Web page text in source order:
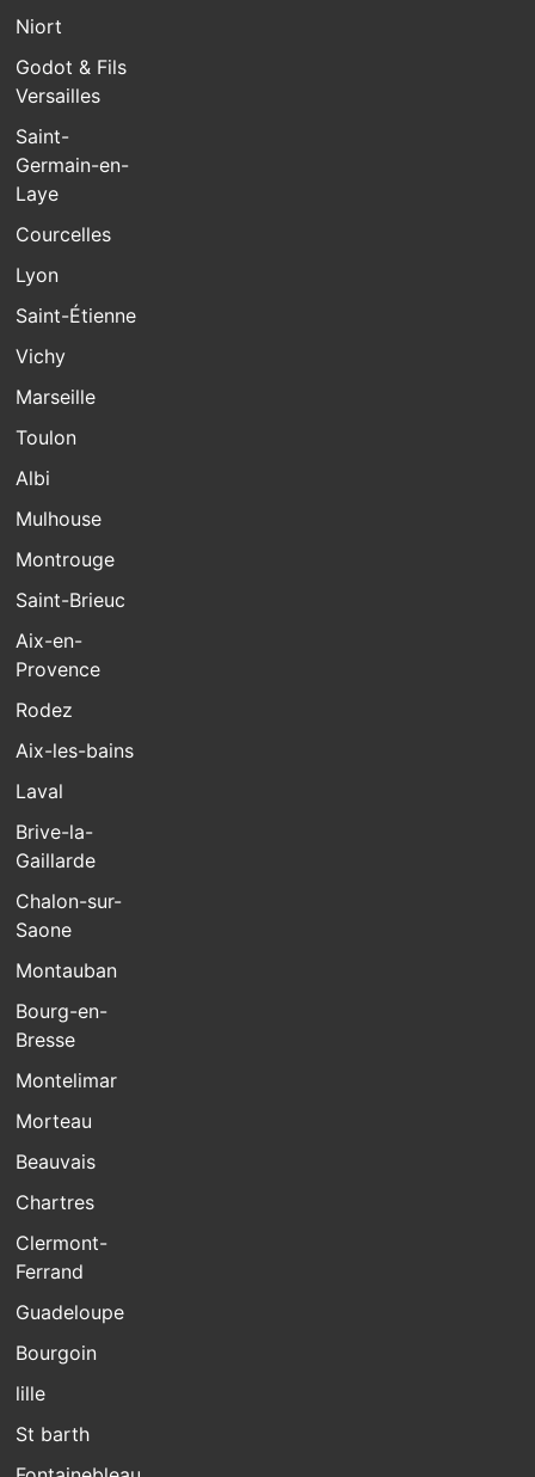
Niort
Godot & Fils
Versailles
Saint-
Germain-en-
Laye
Courcelles
Lyon
Saint-Étienne
Vichy
Marseille
Toulon
Albi
Mulhouse
Montrouge
Saint-Brieuc
Aix-en-
Provence
Rodez
Aix-les-bains
Laval
Brive-la-
Gaillarde
Chalon-sur-
Saone
Montauban
Bourg-en-
Bresse
Montelimar
Morteau
Beauvais
Chartres
Clermont-
Ferrand
Guadeloupe
Bourgoin
lille
St barth